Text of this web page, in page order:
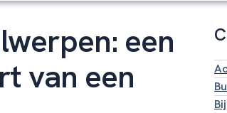
een
van een